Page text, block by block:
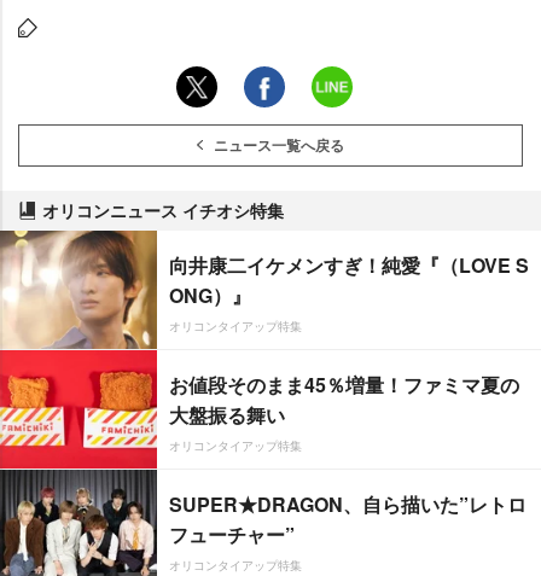
ニュース一覧へ戻る
オリコンニュース イチオシ特集
向井康二イケメンすぎ！純愛『（LOVE S
ONG）』
オリコンタイアップ特集
お値段そのまま45％増量！ファミマ夏の
大盤振る舞い
オリコンタイアップ特集
SUPER★DRAGON、自ら描いた”レトロ
フューチャー”
オリコンタイアップ特集